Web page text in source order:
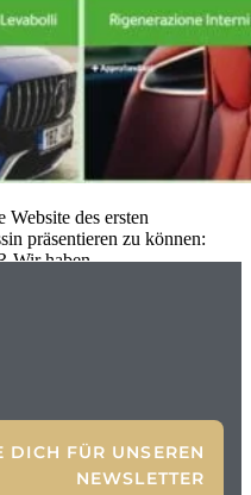
des ersten
präsentieren zu können:
Wir haben
DICH FÜR UNSEREN
NEWSLETTER